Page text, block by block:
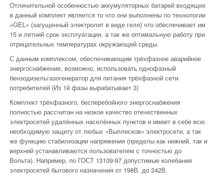
Отличительной особенностью аккумуляторных батарей входящих
в данный комплект является то что они выполнены по технологии
«GEL» (загущенный электролит в виде геля) что обеспечивает им
15 и летний срок эксплуатации, а так же оптимальную работу при
отрицательных температурах окружающей среды.
С данным комплексом, обеспечивающим трёхфазное аварийное
энергоснабжение, возможно, использовать однофазный
бензодизельгазогенератор для питания трёхфазной сети
потребителей (Из 1й фазы вырабатывает 3)
Комплект трёхфазного, бесперебойного энергоснабжения
полностью рассчитан на низкое качество отечественных
электросетей удалённых населённых пунктов и имеет в себе всю
необходимую защиту от любых «Выплесков» электросети, а так
же функцию стабилизации напряжения (пределы как нижний, так и
верхний устанавливаются пользователем с точностью до
Вольта). Например, по ГОСТ 13109-97 допустимые колебания
электросетей бытового назначения от 198В. до 242В.